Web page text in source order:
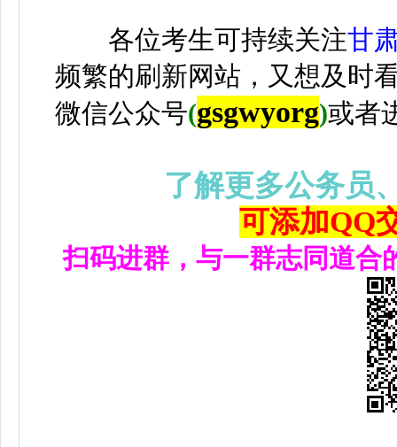
各位考生可持续关注甘
频繁的刷新网站，又想及时
微信公众号(gsgwyorg)或者
了解更多公务员
可添加QQ
扫码进群，与一群志同道合